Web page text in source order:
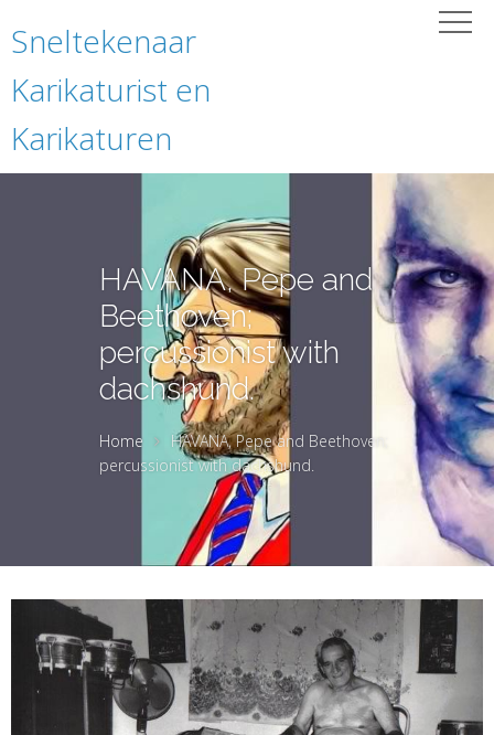
Sneltekenaar
Karikaturist en
Karikaturen
HAVANA, Pepe and
Beethoven;
percussionist with
dachshund.
Home
HAVANA, Pepe and Beethoven;
percussionist with dachshund.